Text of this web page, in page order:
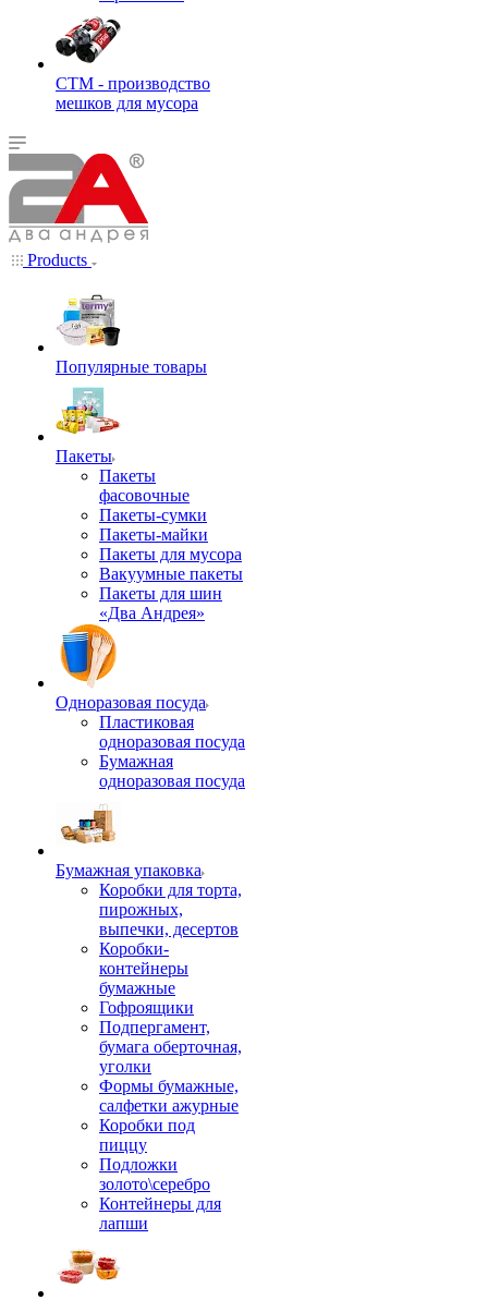
СТМ - производство
мешков для мусора
Products
Популярные товары
Пакеты
Пакеты
фасовочные
Пакеты-сумки
Пакеты-майки
Пакеты для мусора
Вакуумные пакеты
Пакеты для шин
«Два Андрея»
Одноразовая посуда
Пластиковая
одноразовая посуда
Бумажная
одноразовая посуда
Бумажная упаковка
Коробки для торта,
пирожных,
выпечки, десертов
Коробки-
контейнеры
бумажные
Гофроящики
Подпергамент,
бумага оберточная,
уголки
Формы бумажные,
салфетки ажурные
Коробки под
пиццу
Подложки
золото\серебро
Контейнеры для
лапши